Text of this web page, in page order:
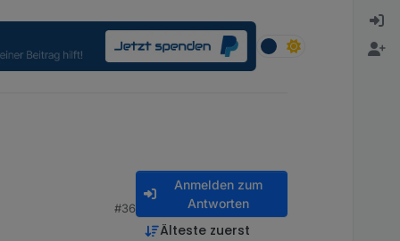
#36
Anmelden zum
Antworten
Älteste zuerst